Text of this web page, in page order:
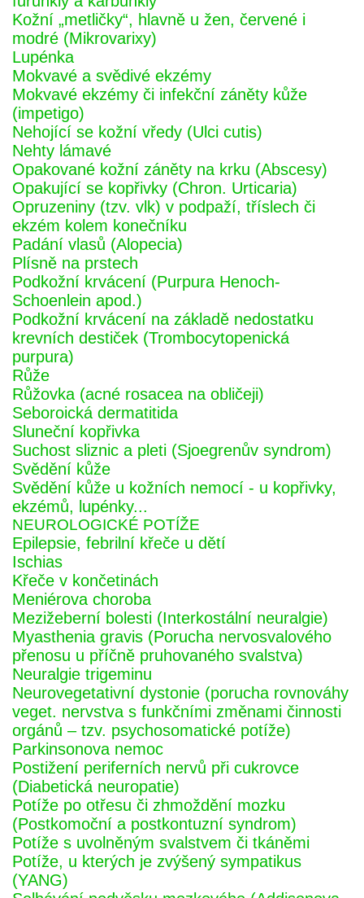
Kožní „metličky“, hlavně u žen, červené i
modré (Mikrovarixy)
Lupénka
Mokvavé a svědivé ekzémy
Mokvavé ekzémy či infekční záněty kůže
(impetigo)
Nehojící se kožní vředy (Ulci cutis)
Nehty lámavé
Opakované kožní záněty na krku (Abscesy)
Opakující se kopřivky (Chron. Urticaria)
Opruzeniny (tzv. vlk) v podpaží, tříslech či
ekzém kolem konečníku
Padání vlasů (Alopecia)
Plísně na prstech
Podkožní krvácení (Purpura Henoch-
Schoenlein apod.)
Podkožní krvácení na základě nedostatku
krevních destiček (Trombocytopenická
purpura)
Růže
Růžovka (acné rosacea na obličeji)
Seboroická dermatitida
Sluneční kopřivka
Suchost sliznic a pleti (Sjoegrenův syndrom)
Svědění kůže
Svědění kůže u kožních nemocí - u kopřivky,
ekzémů, lupénky...
NEUROLOGICKÉ POTÍŽE
Epilepsie, febrilní křeče u dětí
Ischias
Křeče v končetinách
Meniérova choroba
Mezižeberní bolesti (Interkostální neuralgie)
Myasthenia gravis (Porucha nervosvalového
přenosu u příčně pruhovaného svalstva)
Neuralgie trigeminu
Neurovegetativní dystonie (porucha rovnováhy
veget. nervstva s funkčními změnami činnosti
orgánů – tzv. psychosomatické potíže)
Parkinsonova nemoc
Postižení periferních nervů při cukrovce
(Diabetická neuropatie)
Potíže po otřesu či zhmoždění mozku
(Postkomoční a postkontuzní syndrom)
Potíže s uvolněným svalstvem či tkáněmi
Potíže, u kterých je zvýšený sympatikus
(YANG)